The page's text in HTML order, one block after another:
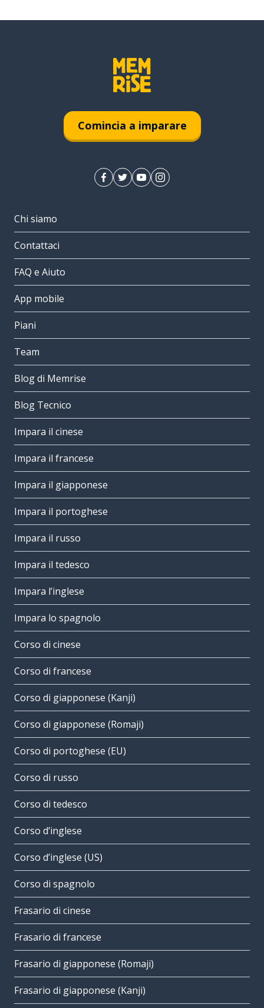
Comincia a imparare
Chi siamo
Contattaci
FAQ e Aiuto
App mobile
Piani
Team
Blog di Memrise
Blog Tecnico
Impara il cinese
Impara il francese
Impara il giapponese
Impara il portoghese
Impara il russo
Impara il tedesco
Impara l’inglese
Impara lo spagnolo
Corso di cinese
Corso di francese
Corso di giapponese (Kanji)
Corso di giapponese (Romaji)
Corso di portoghese (EU)
Corso di russo
Corso di tedesco
Corso d’inglese
Corso d’inglese (US)
Corso di spagnolo
Frasario di cinese
Frasario di francese
Frasario di giapponese (Romaji)
Frasario di giapponese (Kanji)